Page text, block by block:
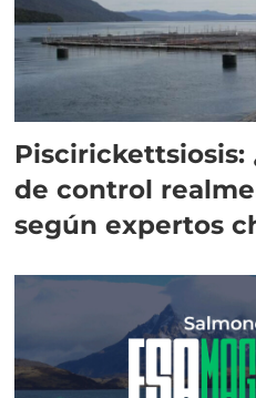
Piscirickettsiosis:
de control
según expertos